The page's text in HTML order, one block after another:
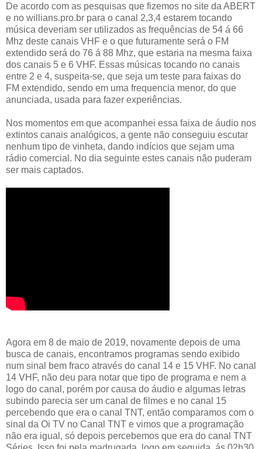
De acordo com as pesquisas que fizemos no site da ABERT
e no willians.pro.br para o canal 2,3,4 estarem tocando
música deveriam ser utilizados as frequências de 54 á 66
Mhz deste canais VHF e o que futuramente será o FM
extendido será do 76 á 88 Mhz, que estaria na mesma faixa
dos canais 5 e 6 VHF. Essas músicas tocando no canais
entre 2 e 4, suspeita-se, que seja um teste para faixas do
FM extendido, sendo em uma frequencia menor, do que
anunciada, usada para fazer experiências.
Nos momentos em que acompanhei essa faixa de áudio nos
extintos canais analógicos, a gente não conseguiu escutar
nenhum tipo de vinheta, dando indícios que sejam uma
rádio comercial. No dia seguinte estes canais não puderam
ser mais captados.
Agora em 8 de maio de 2019, novamente depois de uma
busca de canais, encontramos programas sendo exibido
num sinal bem fraco através do canal 14 e 15 VHF. No canal
14 VHF, não deu para notar que tipo de programa e nem a
logo do canal, porém por causa do áudio e algumas letras
subindo parecia ser um canal de filmes e no canal 15
percebendo que era o canal TNT, então comparamos com o
sinal da Oi TV no Canal TNT e vimos que a programação
não era igual, só depois percebemos que era do canal TNT